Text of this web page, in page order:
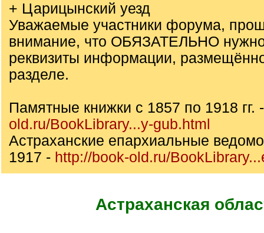
+ Царицынский уезд
Уважаемые участники форума,
внимание, что ОБЯЗАТЕЛЬНО нужно
реквизиты информации,
разделе.
Памятные книжки с 1857 по 1918 гг.
old.ru/BookLibrary...y-gub.html
Астраханские епархиальные
1917 - http://book-old.ru/
Астраханская